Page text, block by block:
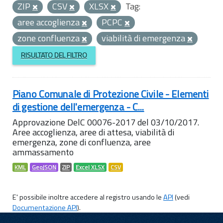
ZIP
CSV XLSX
Tag:
aree accoglienza
PCPC
zone confluenza
viabilità di emergenza
RISULTATO DEL FILTRO
Piano Comunale di Protezione Civile - Elementi
di gestione dell'emergenza - C...
Approvazione DelC 00076-2017 del 03/10/2017.
Aree accoglienza, aree di attesa, viabilità di
emergenza, zone di confluenza, aree
ammassamento
KML GeoJSON ZIP Excel XLSX CSV
E' possibile inoltre accedere al registro usando leAPI(vedi
Documentazione API).